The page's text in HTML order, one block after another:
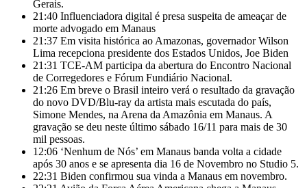
Gerais.
21:40 Influenciadora digital é presa suspeita de ameaçar de
morte advogado em Manaus
21:37 Em visita histórica ao Amazonas, governador Wilson
Lima recepciona presidente dos Estados Unidos, Joe Biden
21:31 TCE-AM participa da abertura do Encontro Nacional
de Corregedores e Fórum Fundiário Nacional.
21:26 Em breve o Brasil inteiro verá o resultado da gravação
do novo DVD/Blu-ray da artista mais escutada do país,
Simone Mendes, na Arena da Amazônia em Manaus. A
gravação se deu neste último sábado 16/11 para mais de 30
mil pessoas.
12:06 ‘Nenhum de Nós’ em Manaus banda volta a cidade
após 30 anos e se apresenta dia 16 de Novembro no Studio 5.
22:31 Biden confirmou sua vinda a Manaus em novembro.